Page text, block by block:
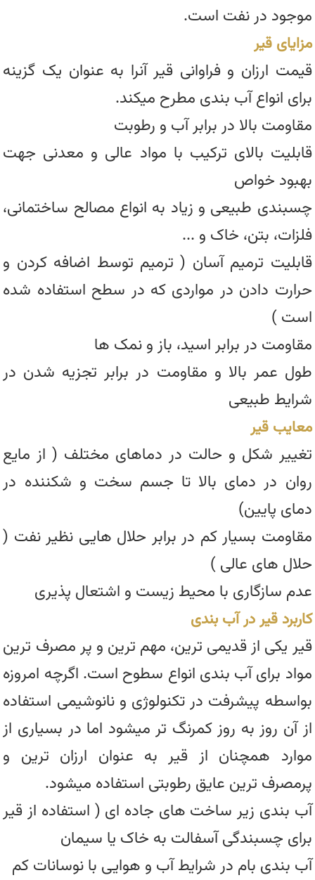
موجود در نفت است.
مزایای قیر
قیمت ارزان و فراوانی قیر آنرا به عنوان یک گزینه
برای انواع آب بندی مطرح میکند.
مقاومت بالا در برابر آب و رطوبت
قابلیت بالای ترکیب با مواد عالی و معدنی جهت
بهبود خواص
چسبندی طبیعی و زیاد به انواع مصالح ساختمانی،
فلزات، بتن، خاک و ...
قابلیت ترمیم آسان ( ترمیم توسط اضافه کردن و
حرارت دادن در مواردی که در سطح استفاده شده
است )
مقاومت در برابر اسید، باز و نمک ها
طول عمر بالا و مقاومت در برابر تجزیه شدن در
شرایط طبیعی
معایب قیر
تغییر شکل و حالت در دماهای مختلف ( از مایع
روان در دمای بالا تا جسم سخت و شکننده در
دمای پایین)
مقاومت بسیار کم در برابر حلال هایی نظیر نفت (
حلال های عالی )
عدم سازگاری با محیط زیست و اشتعال پذیری
کاربرد قیر در آب بندی
قیر یکی از قدیمی ترین، مهم ترین و پر مصرف ترین
مواد برای آب بندی انواع سطوح است. اگرچه امروزه
بواسطه پیشرفت در تکنولوژی و نانوشیمی استفاده
از آن روز به روز کمرنگ تر میشود اما در بسیاری از
موارد همچنان از قیر به عنوان ارزان ترین و
پرمصرف ترین عایق رطوبتی استفاده میشود.
آب بندی زیر ساخت های جاده ای ( استفاده از قیر
برای چسبندگی آسفالت به خاک یا سیمان
آب بندی بام در شرایط آب و هوایی با نوسانات کم